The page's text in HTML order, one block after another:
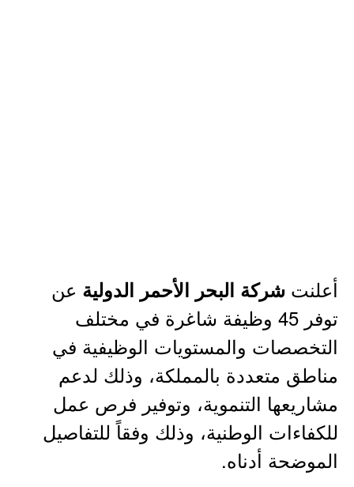
أعلنت شركة البحر الأحمر الدولية عن
توفر 45 وظيفة شاغرة في مختلف
التخصصات والمستويات الوظيفية في
مناطق متعددة بالمملكة، وذلك لدعم
مشاريعها التنموية، وتوفير فرص عمل
للكفاءات الوطنية، وذلك وفقاً للتفاصيل
الموضحة أدناه.